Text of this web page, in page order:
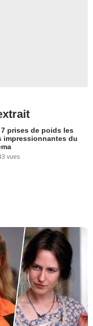
7 prises de poids les
impressionnantes du
vues